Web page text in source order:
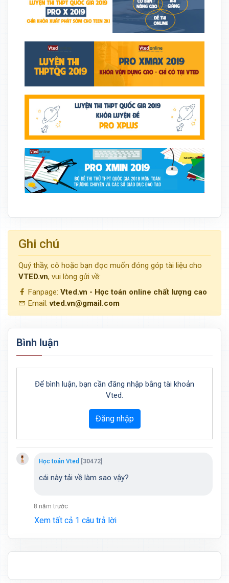
Ghi chú
Quý thầy, cô hoặc bạn đọc muốn đóng góp tài liệu cho
VTED.vn, vui lòng gửi về:
Fanpage: Vted.vn - Học toán online chất lượng cao
Email:vted.vn@gmail.com
Bình luận
Để bình luận, bạn cần đăng nhập bằng tài khoản
Vted.
Đăng nhập
Học toán Vted [30472]
cái này tải về làm sao vậy?
8 năm trước
Xem tất cả 1 câu trả lời